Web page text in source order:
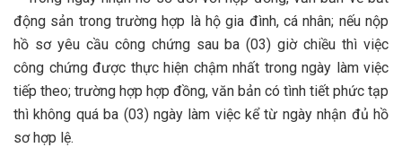
động sản trong trường hợp là hộ gia đình, cá nhân; nếu nộp
hồ sơ yêu cầu công chứng sau ba (03) giờ chiều thì việc
công chứng được thực hiện chậm nhất trong ngày làm việc
tiếp theo; trường hợp hợp đồng, văn bản có tình tiết phức tạp
thì không quá ba (03) ngày làm việc kể từ ngày nhận đủ hồ
sơ hợp lệ.